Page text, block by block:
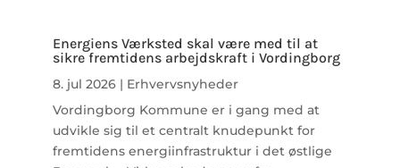
Energiens Værksted skal være med til at
sikre fremtidens arbejdskraft i Vordingborg
8. jul 2026 | Erhvervsnyheder
Vordingborg Kommune er i gang med at
udvikle sig til et centralt knudepunkt for
fremtidens energiinfrastruktur i det østlige